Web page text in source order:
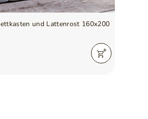
und Lattenrost 160x200